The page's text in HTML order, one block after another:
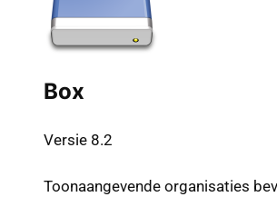
Box
Versie 8.2
Toonaangevende organisaties